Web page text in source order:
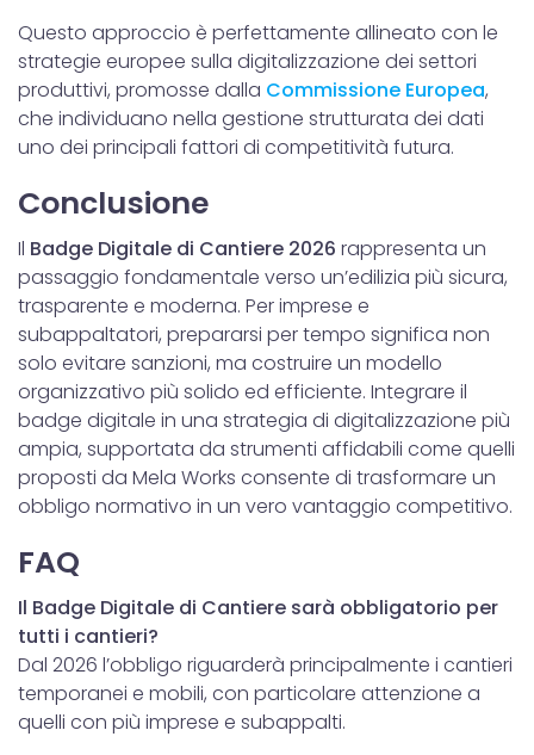
Questo approccio è perfettamente allineato con le
strategie europee sulla digitalizzazione dei settori
produttivi, promosse dalla Commissione Europea,
che individuano nella gestione strutturata dei dati
uno dei principali fattori di competitività futura.
Conclusione
Il Badge Digitale di Cantiere 2026 rappresenta un
passaggio fondamentale verso un’edilizia più sicura,
trasparente e moderna. Per imprese e
subappaltatori, prepararsi per tempo significa non
solo evitare sanzioni, ma costruire un modello
organizzativo più solido ed efficiente. Integrare il
badge digitale in una strategia di digitalizzazione più
ampia, supportata da strumenti affidabili come quelli
proposti da Mela Works consente di trasformare un
obbligo normativo in un vero vantaggio competitivo.
FAQ
Il Badge Digitale di Cantiere sarà obbligatorio per
tutti i cantieri?
Dal 2026 l’obbligo riguarderà principalmente i cantieri
temporanei e mobili, con particolare attenzione a
quelli con più imprese e subappalti.